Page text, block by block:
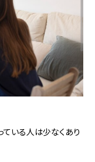
いる人は少なくあり